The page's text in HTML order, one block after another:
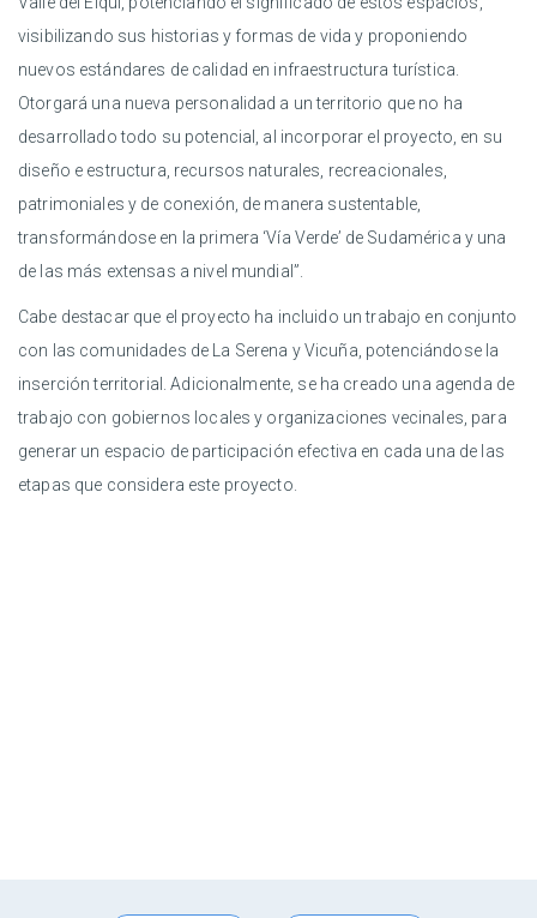
visibilizando sus historias y formas de vida y proponiendo
nuevos estándares de calidad en infraestructura turística.
Otorgará una nueva personalidad a un territorio que no ha
desarrollado todo su potencial, al incorporar el proyecto, en su
diseño e estructura, recursos naturales, recreacionales,
patrimoniales y de conexión, de manera sustentable,
transformándose en la primera ‘Vía Verde’ de Sudamérica y una
de las más extensas a nivel mundial”.
Cabe destacar que el proyecto ha incluido un trabajo en conjunto
con las comunidades de La Serena y Vicuña, potenciándose la
inserción territorial. Adicionalmente, se ha creado una agenda de
trabajo con gobiernos locales y organizaciones vecinales, para
generar un espacio de participación efectiva en cada una de las
etapas que considera este proyecto.